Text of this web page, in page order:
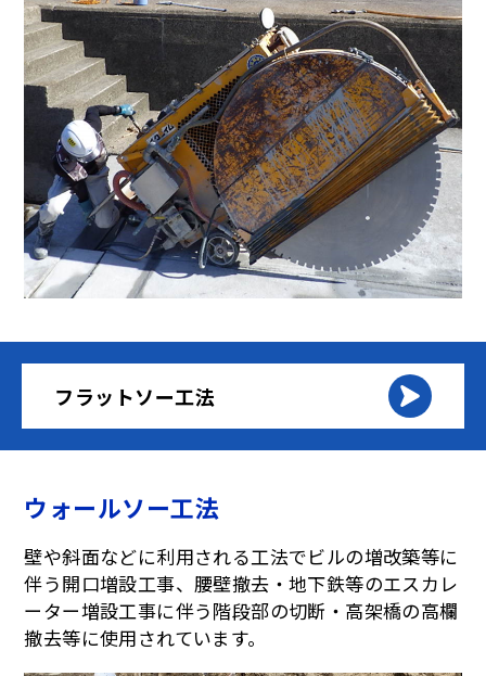
フラットソー工法
ウォールソー工法
壁や斜面などに利用される工法でビルの増改築等に
伴う開口増設工事、腰壁撤去・地下鉄等のエスカレ
ーター増設工事に伴う階段部の切断・高架橋の高欄
撤去等に使用されています。